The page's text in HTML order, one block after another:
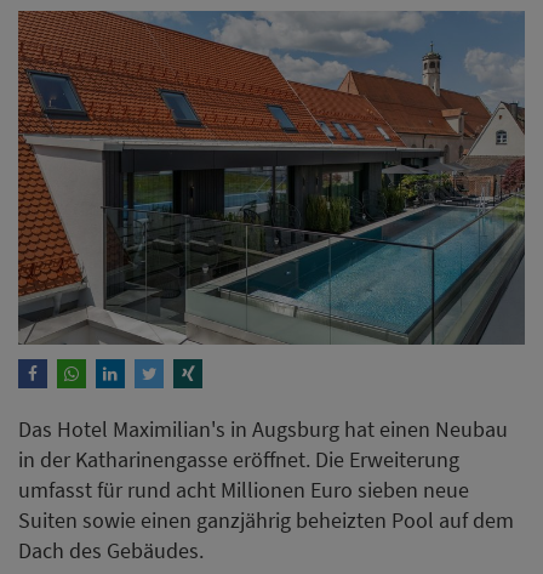
Das Hotel Maximilian's in Augsburg hat einen Neubau
in der Katharinengasse eröffnet. Die Erweiterung
umfasst für rund acht Millionen Euro sieben neue
Suiten sowie einen ganzjährig beheizten Pool auf dem
Dach des Gebäudes.